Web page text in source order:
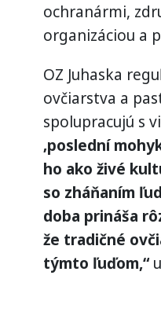
ochranármi,
organizáciou a
OZ Juhaska
ovčiarstva a
spolupracujú s
‚poslední
ho ako živé
so zháňaním
doba prináša
že tradičné
týmto ľuďom,“